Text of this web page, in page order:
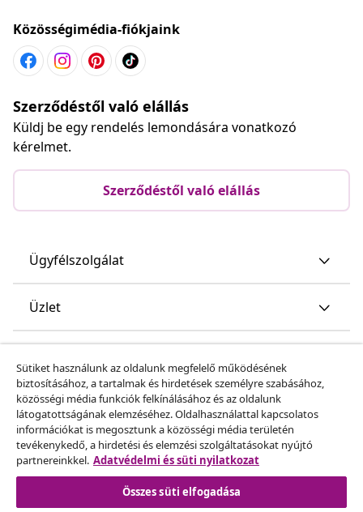
Közösségimédia-fiókjaink
Szerződéstől való elállás
Küldj be egy rendelés lemondására vonatkozó
kérelmet.
Szerződéstől való elállás
Ügyfélszolgálat
Üzlet
Fedezz fel többet
Sütiket használunk az oldalunk megfelelő működésének
biztosításához, a tartalmak és hirdetések személyre szabásához,
közösségi média funkciók felkínálásához és az oldalunk
látogatottságának elemzéséhez. Oldalhasználattal kapcsolatos
információkat is megosztunk a közösségi média területén
tevékenykedő, a hirdetési és elemzési szolgáltatásokat nyújtó
partnereinkkel. Adatvédelmi és süti nyilatkozat
Összes süti elfogadása